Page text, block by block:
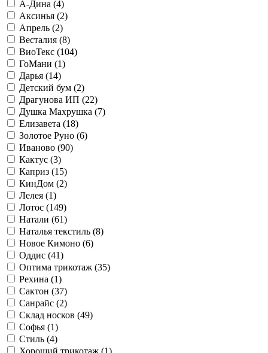
А-Дина (4)
Аксинья (2)
Апрель (2)
Весталия (8)
ВиоТекс (104)
ГоМани (1)
Дарья (14)
Детский бум (2)
Драгунова ИП (22)
Душка Махрушка (7)
Елизавета (18)
Золотое Руно (6)
Иваново (90)
Кактус (3)
Каприз (15)
КинДом (2)
Лелея (1)
Лотос (149)
Натали (61)
Наталья текстиль (8)
Новое Кимоно (6)
Оддис (41)
Оптима трикотаж (35)
Рехина (1)
Сактон (37)
Санрайс (2)
Склад носков (49)
Софья (1)
Стиль (4)